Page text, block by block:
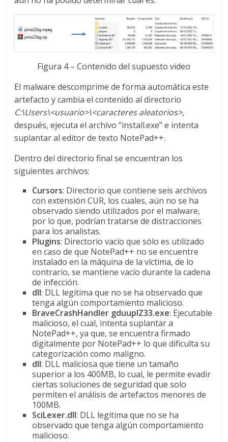
Figura 4 – Contenido del supuesto video
El malware descomprime de forma automática este
artefacto y cambia el contenido al directorio
C:\Users\<usuario>\<caracteres aleatorios>,
después, ejecuta el archivo “install.exe” e intenta
suplantar al editor de texto NotePad++.
Dentro del directorio final se encuentran los
siguientes archivos:
Cursors: Directorio que contiene seis archivos
con extensión CUR, los cuales, aún no se ha
observado siendo utilizados por el malware,
por lo que, podrían tratarse de distracciones
para los analistas.
Plugins: Directorio vacío que sólo es utilizado
en caso de que NotePad++ no se encuentre
instalado en la máquina de la víctima, de lo
contrario, se mantiene vacío durante la cadena
de infección.
dll: DLL legitima que no se ha observado que
tenga algún comportamiento malicioso.
BraveCrashHandler gduuplZ33.exe: Ejecutable
malicioso, el cual, intenta suplantar a
NotePad++, ya que, se encuentra firmado
digitalmente por NotePad++ lo que dificulta su
categorización como maligno.
dll: DLL maliciosa que tiene un tamaño
superior a los 400MB, lo cual, le permite evadir
ciertas soluciones de seguridad que solo
permiten el análisis de artefactos menores de
100MB.
SciLexer.dll: DLL legitima que no se ha
observado que tenga algún comportamiento
malicioso.